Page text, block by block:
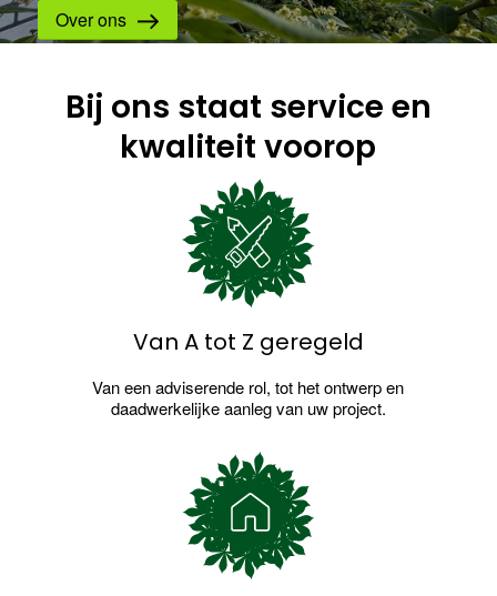
Over ons
Bij ons staat service en
kwaliteit voorop
Van A tot Z geregeld
Van een adviserende rol, tot het ontwerp en
daadwerkelijke aanleg van uw project.